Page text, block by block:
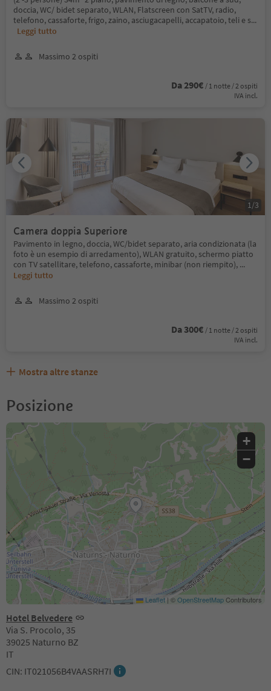
doccia, WC/ bidet separato, WLAN, Flatscreen con SatTV, radio,
telefono, cassaforte, frigo, zaino, asciugacapelli, accapatoio, teli e s...
Leggi tutto
Massimo 2 ospiti
Da 290€ / 1 notte / 2 ospiti
IVA incl.
Camera doppia Superiore
Pavimento in legno, doccia, WC/bidet separato, aria condizionata (la
foto è un esempio di arredamento), WLAN gratuito, schermo piatto
con TV satellitare, telefono, cassaforte, minibar (non riempito), ...
Leggi tutto
Massimo 2 ospiti
Da 300€ / 1 notte / 2 ospiti
IVA incl.
1 /3
Mostra altre stanze
Posizione
Hotel Belvedere
Via S. Procolo, 35
39025 Naturno BZ
IT
CIN: IT021056B4VAASRH7I
+
−
Leaflet | ©OpenStreetMapContributors